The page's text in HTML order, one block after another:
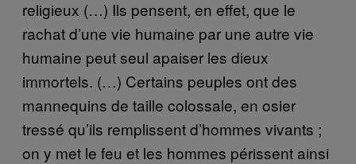
religieux (…) Ils pensent, en effet, que le
rachat d’une vie humaine par une autre vie
humaine peut seul apaiser les dieux
immortels. (…) Certains peuples ont des
mannequins de taille colossale, en osier
tressé qu’ils remplissent d’hommes vivants ;
on y met le feu et les hommes périssent ainsi